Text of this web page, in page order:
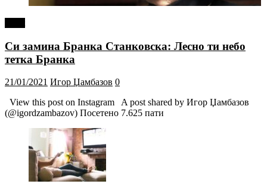
Си замина Бранка Станковска: Лесно ти небо
тетка Бранка
21/01/2021 Игор Џамбазов 0
View this post on Instagram A post shared by Игор Џамбазов
(@igordzambazov) Посетено 7.625 пати